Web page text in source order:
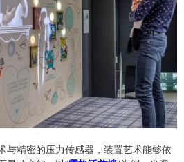
与精密的压力传感器，装置艺术能够依